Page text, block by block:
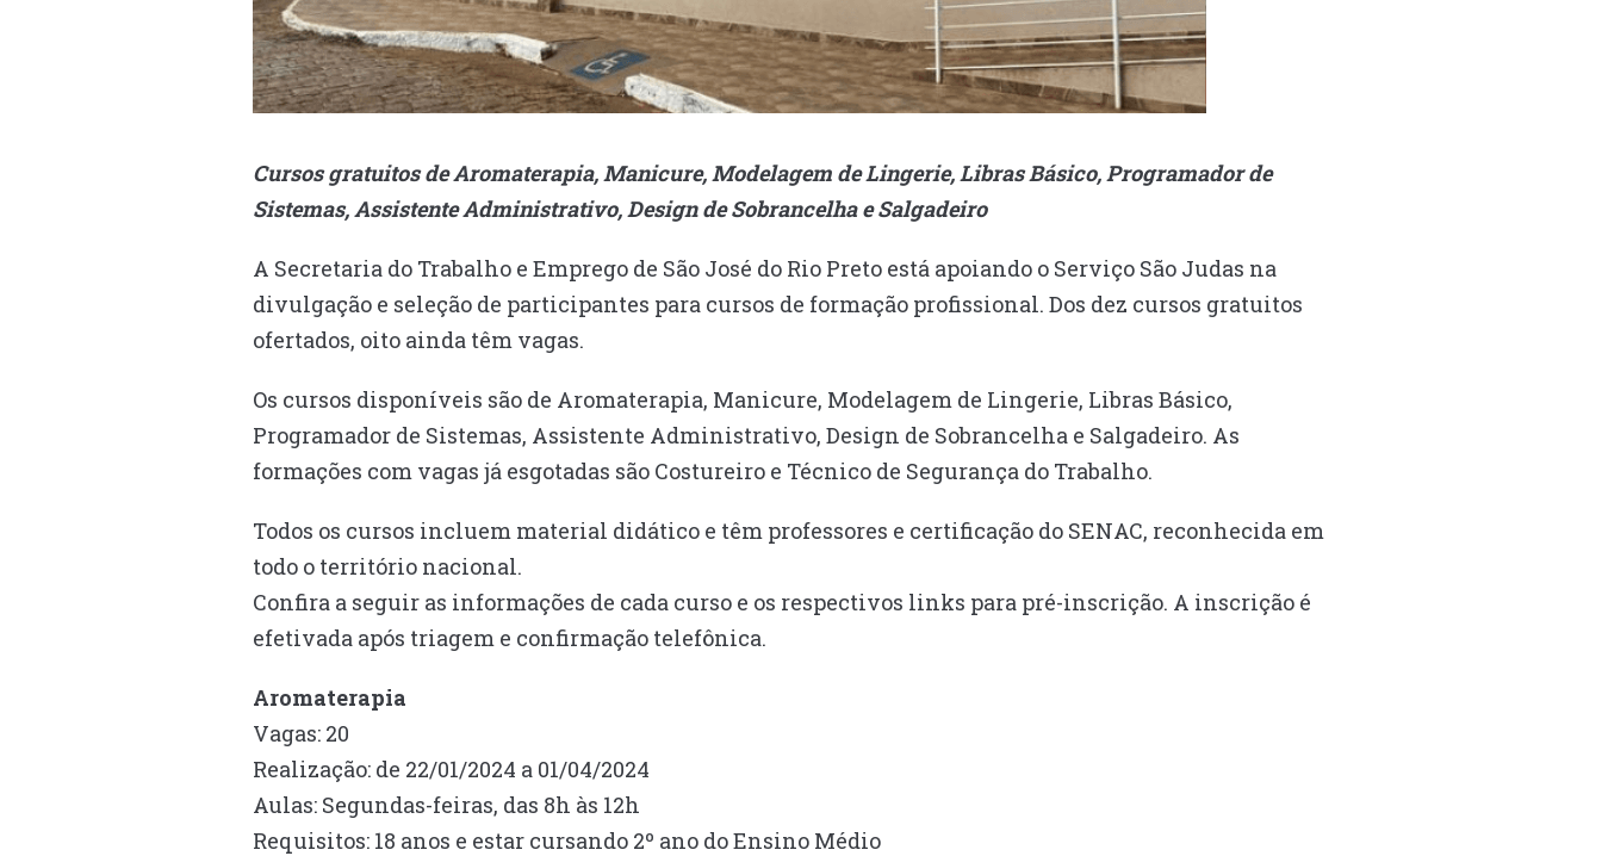
Cursos gratuitos de Aromaterapia, Manicure, Modelagem de Lingerie, Libras Básico, Programador de
Sistemas, Assistente Administrativo, Design de Sobrancelha e Salgadeiro
A Secretaria do Trabalho e Emprego de São José do Rio Preto está apoiando o Serviço São Judas na
divulgação e seleção de participantes para cursos de formação profissional. Dos dez cursos gratuitos
ofertados, oito ainda têm vagas.
Os cursos disponíveis são de Aromaterapia, Manicure, Modelagem de Lingerie, Libras Básico,
Programador de Sistemas, Assistente Administrativo, Design de Sobrancelha e Salgadeiro. As
formações com vagas já esgotadas são Costureiro e Técnico de Segurança do Trabalho.
Todos os cursos incluem material didático e têm professores e certificação do SENAC, reconhecida em
todo o território nacional.
Confira a seguir as informações de cada curso e os respectivos links para pré-inscrição. A inscrição é
efetivada após triagem e confirmação telefônica.
Aromaterapia
Vagas: 20
Realização: de 22/01/2024 a 01/04/2024
Aulas: Segundas-feiras, das 8h às 12h
Requisitos: 18 anos e estar cursando 2º ano do Ensino Médio